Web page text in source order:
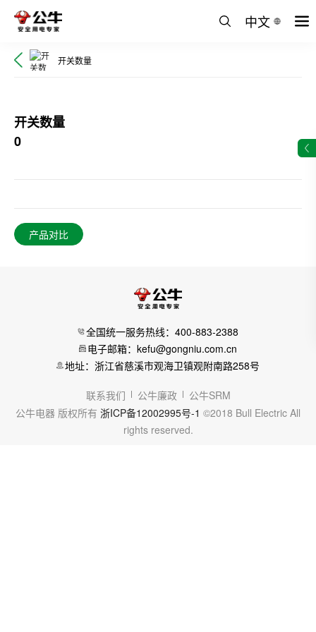
中文
开关数量
开关数量
0
产品对比
全国统一服务热线：400-883-2388
电子邮箱：kefu@gongniu.com.cn
地址：浙江省慈溪市观海卫镇观附南路258号
联系我们 公牛廉政
公牛SRM
公牛电器 版权所有 浙ICP备12002995号-1 ©2018 Bull Electric All
rights reserved.